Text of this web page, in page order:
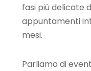
fasi più delicate
appuntamenti
mesi.
Parliamo di